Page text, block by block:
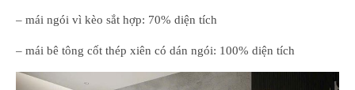
– mái ngói vì kèo sắt hợp: 70% diện tích
– mái bê tông cốt thép xiên có dán ngói: 100% diện tích